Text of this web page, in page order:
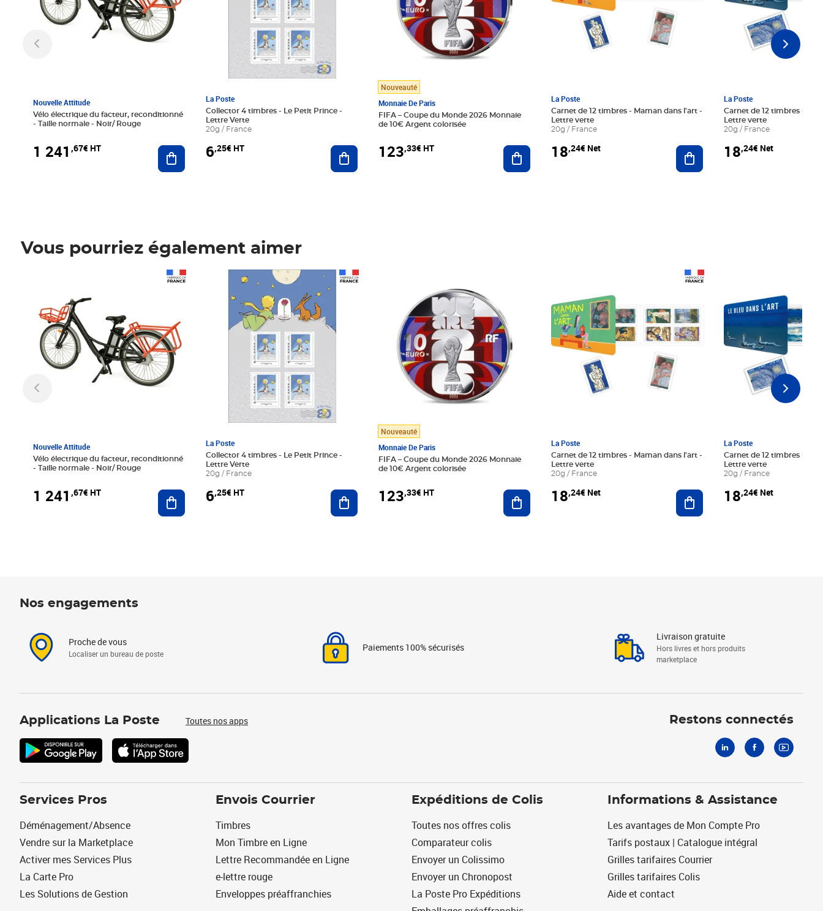
Nouvelle Attitude
Vélo électrique du facteur, reconditionné
- Taille normale - Noir/ Rouge
1 241 ,67€ HT Ajouter au panier
La Poste
Collector 4 timbres - Le Petit Prince -
Lettre Verte
20g / France
6,25€ HT Ajouter au panier
Nouveauté
Monnaie De Paris
FIFA – Coupe du Monde 2026 Monnaie
de 10€ Argent colorisée
123,33€ HT Ajouter au panier
La Poste
Carnet de 12 timbres - Maman dans l'art -
Lettre verte
20g / France
18,24€ Net Ajouter au panier
La Poste
Carnet de 12 timbres - Le
Lettre verte
20g / France
18,24€ Net
Vous pourriez également aimer
Nouvelle Attitude
Vélo électrique du facteur, reconditionné
- Taille normale - Noir/ Rouge
1 241 ,67€ HT Ajouter au panier
La Poste
Collector 4 timbres - Le Petit Prince -
Lettre Verte
20g / France
6,25€ HT
Prix 6,25€ HT
Ajouter au panier
Nouveauté
Monnaie De Paris
FIFA – Coupe du Monde 2026 Monnaie
de 10€ Argent colorisée
123,33€ HT Ajouter au panier
La Poste
Carnet de 12 timbres - Maman dans l'art -
Lettre verte
20g / France
18,24€ Net Ajouter au panier
La Poste
Carnet de 12 timbres - Le
Lettre verte
20g / France
18,24€ Net
Nos engagements
Proche de vous
Localiser un bureau de poste
Paiements 100% sécurisés
Livraison gratuite
Hors livres et hors produits
marketplace
Applications La Poste Toutes nos apps Restons connectés
Services Pros
Déménagement/Absence
Vendre sur la Marketplace
Activer mes Services Plus
La Carte Pro
Les Solutions de Gestion
Envois Courrier
Timbres
Mon Timbre en Ligne
Lettre Recommandée en Ligne
e-lettre rouge
Enveloppes préaffranchies
Expéditions de Colis
Toutes nos offres colis
Comparateur colis
Envoyer un Colissimo
Envoyer un Chronopost
La Poste Pro Expéditions
Informations & Assistance
Les avantages de Mon Compte Pro
Tarifs postaux | Catalogue intégral
Grilles tarifaires Courrier
Grilles tarifaires Colis
Aide et contact